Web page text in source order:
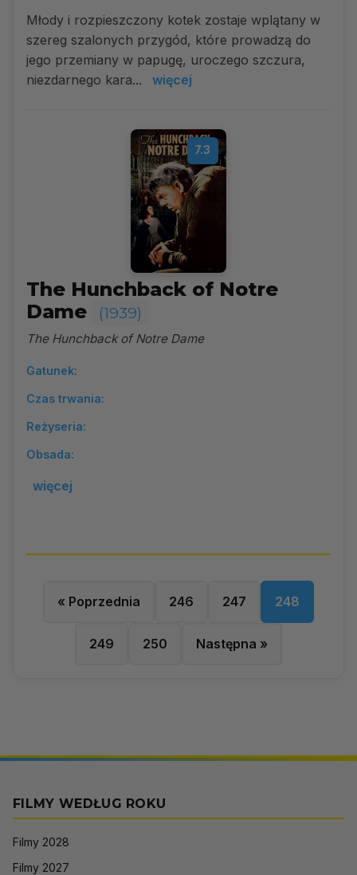
Młody i rozpieszczony kotek zostaje wplątany w
szereg szalonych przygód, które prowadzą do
jego przemiany w papugę, uroczego szczura,
niezdarnego kara...
więcej
7.3
The Hunchback of Notre
Dame
(1939)
The Hunchback of Notre Dame
Gatunek:
Czas trwania:
Reżyseria:
Obsada:
więcej
« Poprzednia 246 247 248
249 250 Następna »
FILMY WEDŁUG ROKU
Filmy 2028
Filmy 2027